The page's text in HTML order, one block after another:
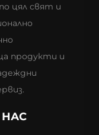
цял свят и
продукти и
НАС